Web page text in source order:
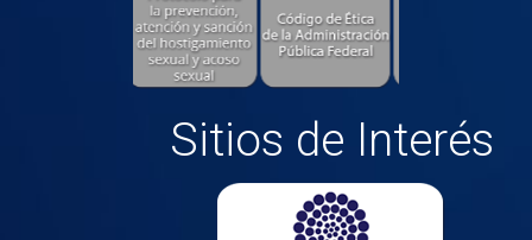
Sitios de Interés